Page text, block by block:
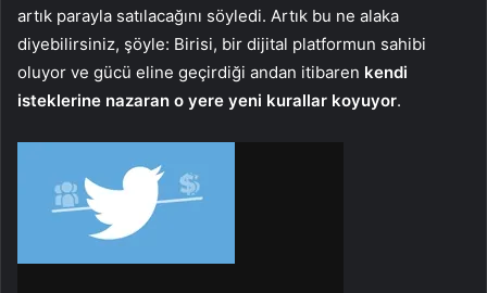
artık parayla satılacağını söyledi. Artık bu ne alaka
diyebilirsiniz, şöyle: Birisi, bir dijital platformun sahibi
oluyor ve gücü eline geçirdiği andan itibaren kendi
isteklerine nazaran o yere yeni kurallar koyuyor.